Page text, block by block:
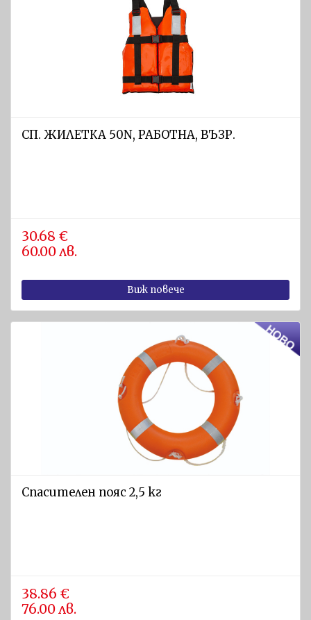
СП. ЖИЛЕТКА 50N, РАБОТНА, ВЪЗР.
30.68 €
60.00 лв.
Виж повече
Спасителен пояс 2,5 кг
38.86 €
76.00 лв.